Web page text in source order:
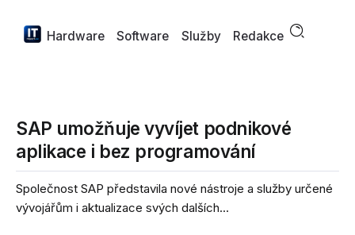
Hardware Software Služby Redakce
SAP umožňuje vyvíjet podnikové
aplikace i bez programování
Společnost SAP představila nové nástroje a služby určené
vývojářům i aktualizace svých dalších...